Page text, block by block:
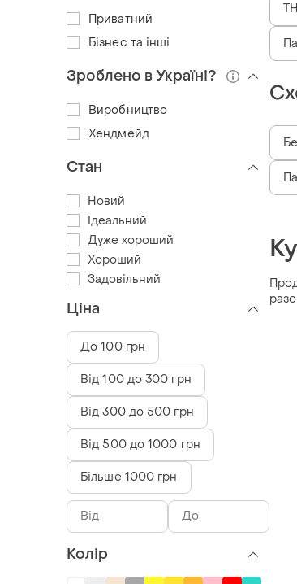
Приватний
Бізнес та інші
Зроблено в Україні?
Виробництво
Хендмейд
Стан
Новий
Ідеальний
Дуже хороший
Хороший
Задовільний
Ціна
До 100 грн
Від 100 до 300 грн
Від 300 до 500 грн
Від 500 до 1000 грн
Більше 1000 грн
Колір